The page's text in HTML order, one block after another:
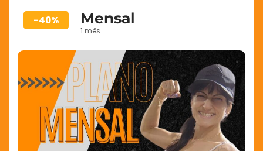
-40% Mensal
1 mês